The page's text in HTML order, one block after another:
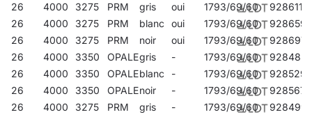
26
4000 3275 PRM gris oui 1793/69/60
928611
26
4000 3275 PRM blanc oui 1793/69/60
928659
26
4000 3275 PRM noir oui 1793/69/60
928697
26
4000 3350 OPALEgris - 1793/69/60
928482
26
4000 3350 OPALEblanc - 1793/69/60
928529
26
4000 3350 OPALEnoir - 1793/69/60
928567
26
4000 3275 PRM gris - 1793/69/60
928499